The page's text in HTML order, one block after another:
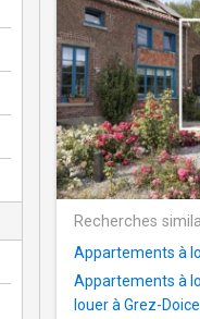
Recherches
Appartements à
Appartements à
louer à Grez-